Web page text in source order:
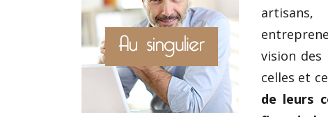
vision des
celles et
de leurs